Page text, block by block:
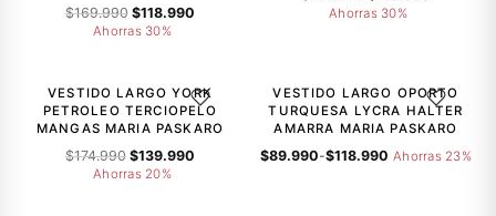
$169.990 El
precio
$169.990.
$118.990
El
precio
$118.990.
Ahorras 30%
precio
precio
Ahorras 30%
AGREGAR A LA LISTA DE DESEOS
VESTIDO LARGO YORK
PETROLEO TERCIOPELO
MANGAS MARIA PASKARO
$174.990 El
precio
$139.990
El
precio
Ahorras 20%
AGREGAR
VESTIDO LARGO OPORTO
TURQUESA LYCRA HALTER
AMARRA MARIA PASKARO
$89.990-$118.990
RangoAhorras 23%